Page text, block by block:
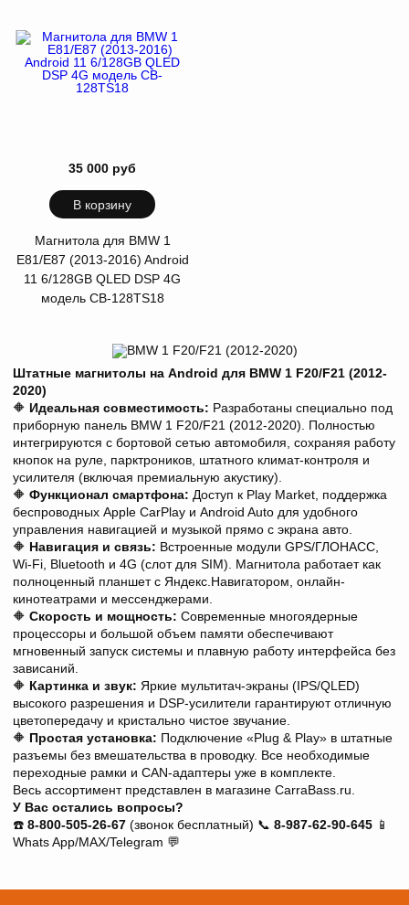
35 000 руб
В корзину
Магнитола для BMW 1
E81/E87 (2013-2016) Android
11 6/128GB QLED DSP 4G
модель CB-128TS18
Штатные магнитолы на Android для BMW 1 F20/F21 (2012-
2020)
🔶 Идеальная совместимость: Разработаны специально под
приборную панель BMW 1 F20/F21 (2012-2020). Полностью
интегрируются с бортовой сетью автомобиля, сохраняя работу
кнопок на руле, парктроников, штатного климат-контроля и
усилителя (включая премиальную акустику).
🔶 Функционал смартфона: Доступ к Play Market, поддержка
беспроводных Apple CarPlay и Android Auto для удобного
управления навигацией и музыкой прямо с экрана авто.
🔶 Навигация и связь: Встроенные модули GPS/ГЛОНАСС,
Wi-Fi, Bluetooth и 4G (слот для SIM). Магнитола работает как
полноценный планшет с Яндекс.Навигатором, онлайн-
кинотеатрами и мессенджерами.
🔶 Скорость и мощность: Современные многоядерные
процессоры и большой объем памяти обеспечивают
мгновенный запуск системы и плавную работу интерфейса без
зависаний.
🔶 Картинка и звук: Яркие мультитач-экраны (IPS/QLED)
высокого разрешения и DSP-усилители гарантируют отличную
цветопередачу и кристально чистое звучание.
🔶 Простая установка: Подключение «Plug & Play» в штатные
разъемы без вмешательства в проводку. Все необходимые
переходные рамки и CAN-адаптеры уже в комплекте.
Весь ассортимент представлен в магазине CarraBass.ru.
У Вас остались вопросы?
☎️ 8-800-505-26-67 (звонок бесплатный) 📞 8-987-62-90-645 📱
Whats App/MAX/Telegram 💬